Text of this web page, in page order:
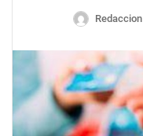
Redaccion